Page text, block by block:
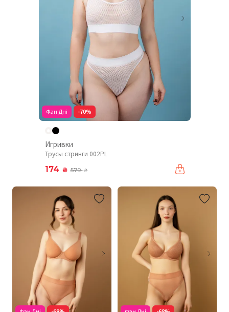
Фан Дні -70%
Игривки
Трусы стринги 002PL
174 ₴ 579₴